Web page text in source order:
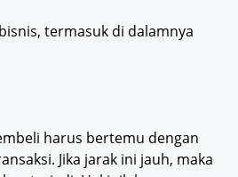
termasuk di dalamnya
harus bertemu dengan
Jika jarak ini jauh, maka